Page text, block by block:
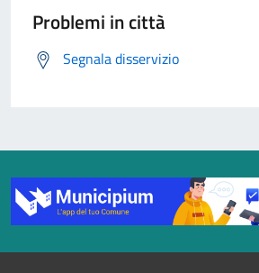
Problemi in città
Segnala disservizio